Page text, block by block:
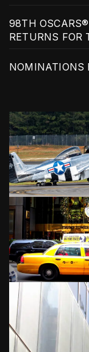
98TH
RETURNS FOR
NOMINATIONS